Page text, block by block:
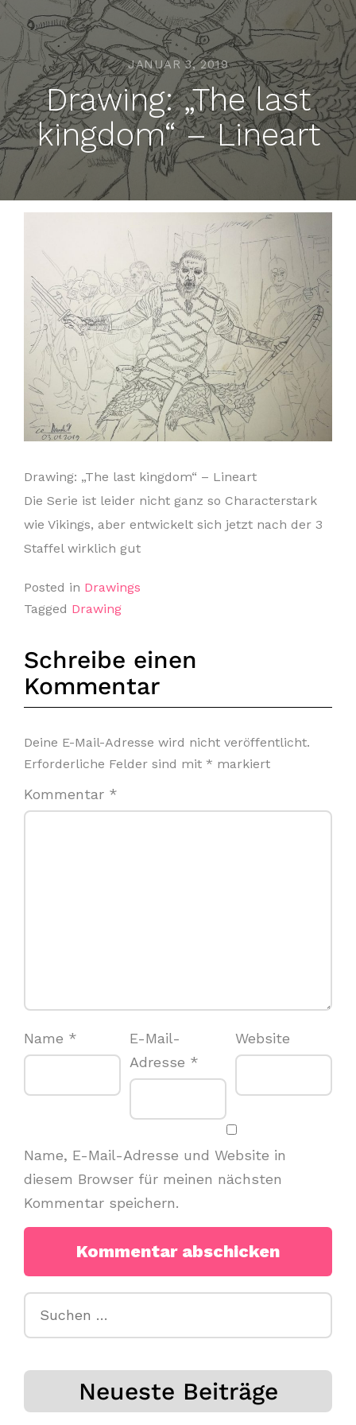
JANUAR 3, 2019
Drawing: „The last
kingdom“ – Lineart
Drawing: „The last kingdom“ – Lineart
Die Serie ist leider nicht ganz so Characterstark
wie Vikings, aber entwickelt sich jetzt nach der 3
Staffel wirklich gut
Posted in Drawings
Tagged Drawing
Schreibe einen
Kommentar
Deine E-Mail-Adresse wird nicht veröffentlicht.
Erforderliche Felder sind mit * markiert
Kommentar *
Name *
E-Mail-
Adresse *
Website
Name, E-Mail-Adresse und Website in
diesem Browser für meinen nächsten
Kommentar speichern.
Neueste Beiträge